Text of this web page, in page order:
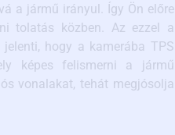
a jármű irányul. Így Ön előre
tolatás közben. Az ezzel a
hogy a kamerába TPS
képes felismerni a jármű
vonalakat, tehát megjósolja